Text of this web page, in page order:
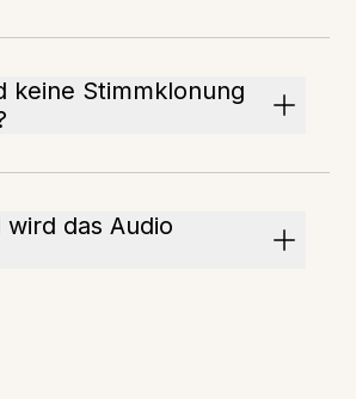
keine Stimmklonung
das Audio